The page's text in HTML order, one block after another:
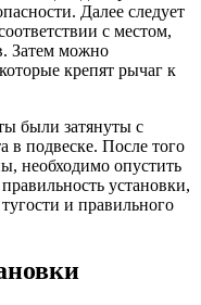
Далее следует
с местом,
Затем можно
крепят рычаг к
были затянуты с
в подвеске. После того
необходимо опустить
установки,
и правильного